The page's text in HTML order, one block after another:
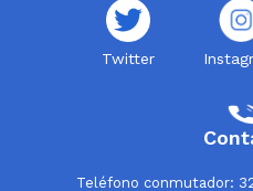
Twitter
Teléfono conmutador: